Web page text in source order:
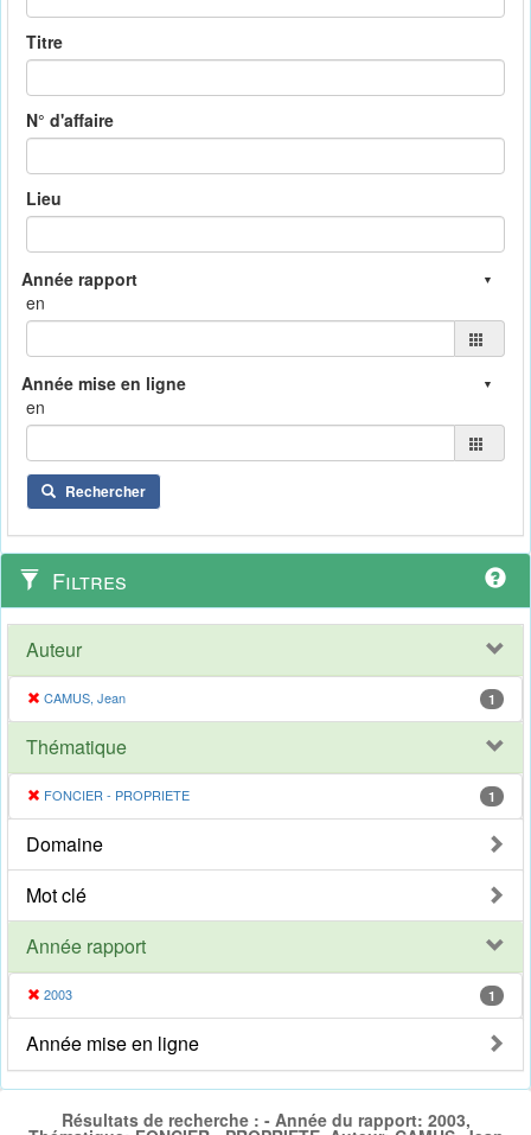
Titre
N° d'affaire
Lieu
en
en
Rechercher
Filtres
Auteur
CAMUS, Jean 1
Thématique
FONCIER - PROPRIETE 1
Domaine
Mot clé
Année rapport
2003 1
Année mise en ligne
Résultats de recherche : - Année du rapport: 2003,